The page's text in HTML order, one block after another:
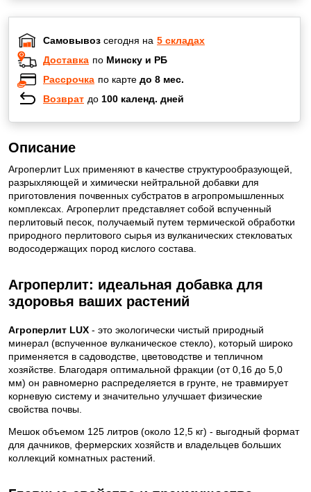
Самовывоз сегодня на 5 складах
Доставка по Минску и РБ
Рассрочка по карте до 8 мес.
Возврат до 100 календ. дней
Описание
Агроперлит Lux применяют в качестве структурообразующей,
разрыхляющей и химически нейтральной добавки для
приготовления почвенных субстратов в агропромышленных
комплексах. Агроперлит представляет собой вспученный
перлитовый песок, получаемый путем термической обработки
природного перлитового сырья из вулканических стекловатых
водосодержащих пород кислого состава.
Агроперлит: идеальная добавка для
здоровья ваших растений
Агроперлит LUX - это экологически чистый природный
минерал (вспученное вулканическое стекло), который широко
применяется в садоводстве, цветоводстве и тепличном
хозяйстве. Благодаря оптимальной фракции (от 0,16 до 5,0
мм) он равномерно распределяется в грунте, не травмирует
корневую систему и значительно улучшает физические
свойства почвы.
Мешок объемом 125 литров (около 12,5 кг) - выгодный формат
для дачников, фермерских хозяйств и владельцев больших
коллекций комнатных растений.